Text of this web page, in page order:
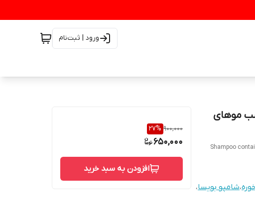
ورود | ثبت‌نام
موهای
Shampoo
،شامپو بویسا،
900,000
27%
650,000
افزودن به سبد خرید